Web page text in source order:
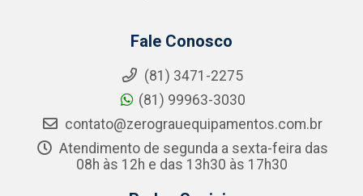
Fale Conosco
(81) 3471-2275
(81) 99963-3030
contato@zerograuequipamentos.com.br
Atendimento de segunda a sexta-feira das
08h às 12h e das 13h30 às 17h30